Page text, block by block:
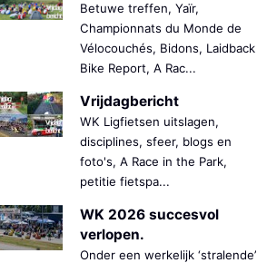
Betuwe treffen, Yaïr,
Championnats du Monde de
Vélocouchés, Bidons, Laidback
Bike Report, A Rac...
Vrijdagbericht
WK Ligfietsen uitslagen,
disciplines, sfeer, blogs en
foto's, A Race in the Park,
petitie fietspa...
WK 2026 succesvol
verlopen.
Onder een werkelijk ‘stralende’